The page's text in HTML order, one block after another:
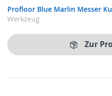
Profloor Blue Marlin Messer
Werkzeug
Zur